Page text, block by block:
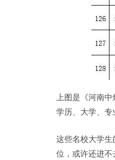
上图是《河南
学历、大学、专
这些名校大学
位，或许还进